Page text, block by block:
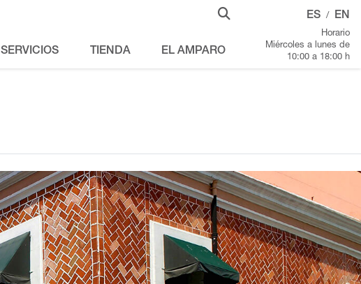
SERVICIOS TIENDA EL AMPARO
ES / EN
Horario
Miércoles a lunes de
10:00 a 18:00 h